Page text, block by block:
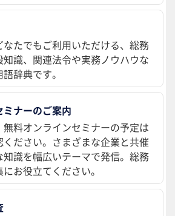
たでもご利用いただける、総務
識、関連法令や実務ノウハウな
辞典です。
ナーのご案内
料オンラインセミナーの予定は
ださい。さまざまな企業と共催
知識を幅広いテーマで発信。総務
お役立てください。